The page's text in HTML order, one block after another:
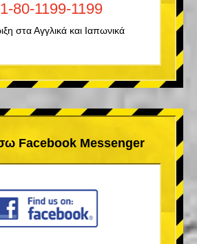
80-1199-1199
στα Αγγλικά και Ιαπωνικά
Facebook Messenger